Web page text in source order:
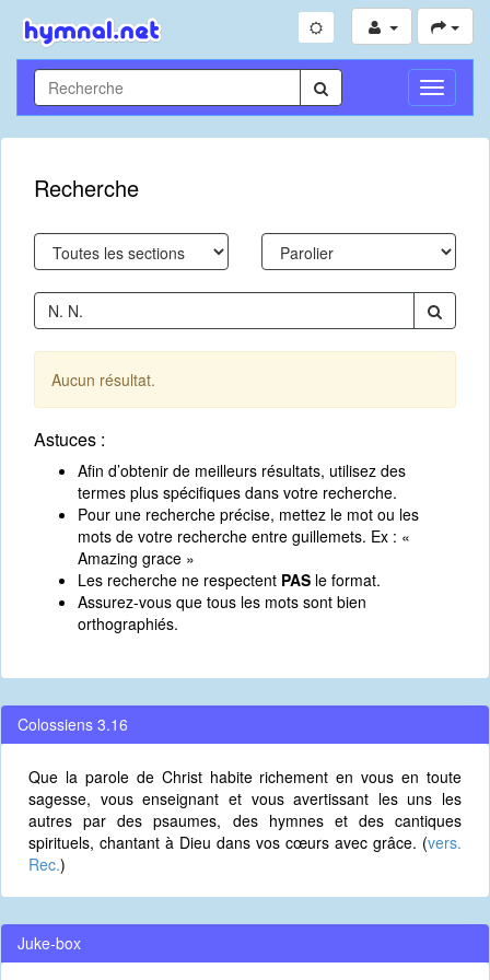
Toggle
Recherche
Aucun résultat.
Astuces :
Afin d’obtenir de meilleurs résultats, utilisez des
termes plus spécifiques dans votre recherche.
Pour une recherche précise, mettez le mot ou les
mots de votre recherche entre guillemets. Ex : «
Amazing grace »
Les recherche ne respectent PAS le format.
Assurez-vous que tous les mots sont bien
orthographiés.
Colossiens 3.16
Que la parole de Christ habite richement en vous en toute
sagesse, vous enseignant et vous avertissant les uns les
autres par des psaumes, des hymnes et des cantiques
spirituels, chantant à Dieu dans vos cœurs avec grâce. (vers.
Rec.)
Juke-box